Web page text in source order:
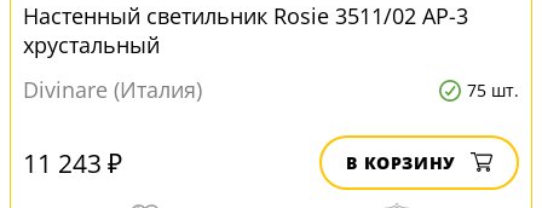
Настенный светильник Rosie 3511/02 AP-3
хрустальный
Divinare (Италия)
75 шт.
11 243 ₽ В КОРЗИНУ